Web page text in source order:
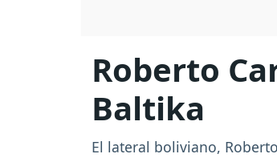
Roberto
Baltika
El lateral boliviano,